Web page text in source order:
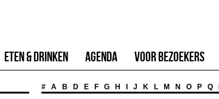
Eten & Drinken Agenda Voor Bezoekers
# A B D E F G H J K L M N O P Q